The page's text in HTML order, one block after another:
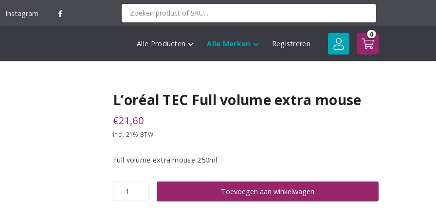
Instagram
Alle Producten Alle Merken Registreren
0
L’oréal TEC Full volume extra mouse
€21,60
incl. 21% BTW
Full volume extra mouse 250ml
L'oréal
Toevoegen aan winkelwagen